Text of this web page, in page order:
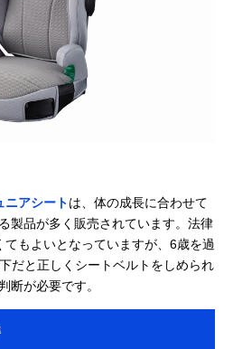
ニアシートは、体の成長に合わせて
製品が多く販売されています。法律
もよいとなっていますが、6歳を過
だと正しくシートベルトをしめられ
断が必要です。